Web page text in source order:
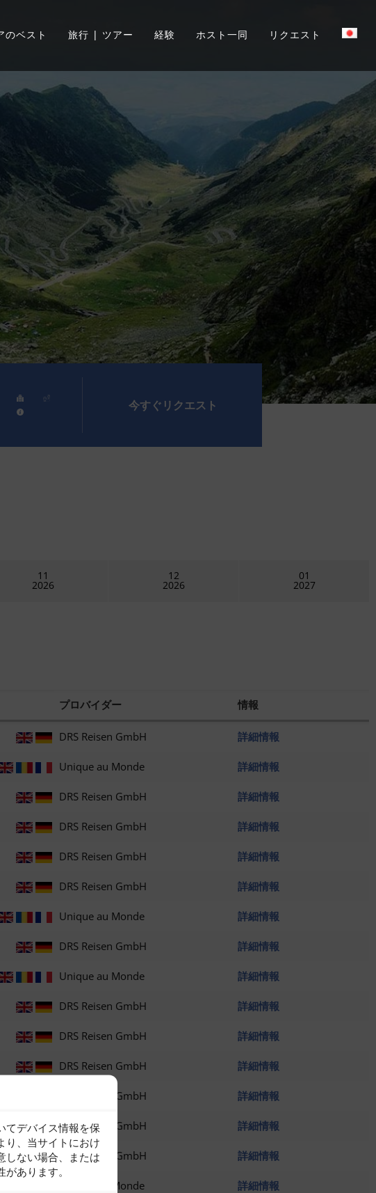
てデバイス情報を保
り、当サイトにおけ
しない場合、または
あります。
のベスト 旅行 | ツアー 経験 ホスト一同 リクエスト
今すぐリクエスト
11
2026
12
2026
01
2027
プロバイダー 情報
DRS Reisen GmbH 詳細情報
Unique au Monde 詳細情報
DRS Reisen GmbH 詳細情報
DRS Reisen GmbH 詳細情報
DRS Reisen GmbH 詳細情報
DRS Reisen GmbH 詳細情報
Unique au Monde 詳細情報
DRS Reisen GmbH 詳細情報
Unique au Monde 詳細情報
DRS Reisen GmbH 詳細情報
DRS Reisen GmbH 詳細情報
DRS Reisen GmbH 詳細情報
DRS Reisen GmbH 詳細情報
DRS Reisen GmbH 詳細情報
DRS Reisen GmbH 詳細情報
Unique au Monde 詳細情報